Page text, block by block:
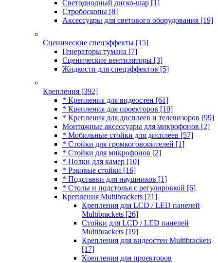
Светодиодный диско-шар [1]
Стробоскопы [8]
Аксессуары для светового оборудования [19]
Сценические спецэффекты [15]
Генераторы тумана [7]
Сценические вентиляторы [3]
Жидкости для спецэффектов [5]
Крепления [392]
* Крепления для видеостен [61]
* Крепления для проекторов [10]
* Крепления для дисплеев и телевизоров [99]
Монтажные аксессуары для микрофонов [2]
* Мобильные стойки для дисплеев [57]
* Стойки для громкоговорителей [1]
* Стойки для микрофонов [2]
* Полки для камер [10]
* Рэковые стойки [16]
* Подставки для наушников [1]
* Столы и подстолья с регулировкой [6]
Крепления Multibrackets [71]
Крепления для LCD / LED панелей
Multibrackets [26]
Стойки для LCD / LED панелей
Multibrackets [19]
Крепления для видеостен Multibrackets
[17]
Крепления для проекторов